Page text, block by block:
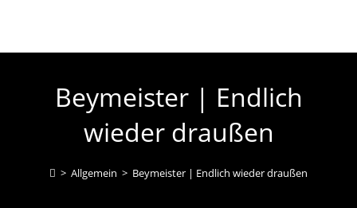
Beymeister | Endlich
wieder draußen
> Allgemein > Beymeister | Endlich wieder draußen